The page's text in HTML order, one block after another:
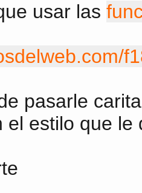
usar las
pasarle
el estilo que